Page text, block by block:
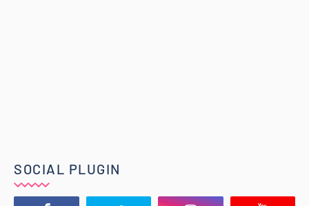
SOCIAL PLUGIN